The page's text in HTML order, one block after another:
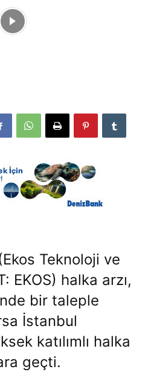
Teknoloji ve
EKOS) halka arzı,
bir taleple
İstanbul
katılımlı halka
geçti.